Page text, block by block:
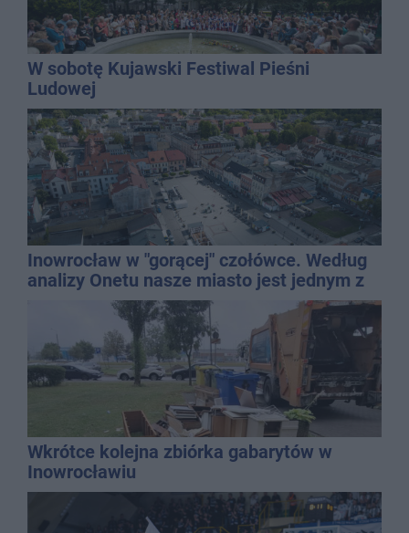
W sobotę Kujawski Festiwal Pieśni
Ludowej
Inowrocław w "gorącej" czołówce. Według
analizy Onetu nasze miasto jest jednym z
najbardziej narażonych na upały
Wkrótce kolejna zbiórka gabarytów w
Inowrocławiu